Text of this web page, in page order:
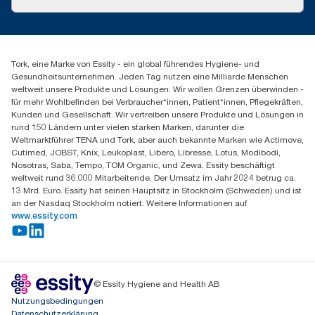
Spenderreklamation
+41 (0)848/810152
Essity Switzerland AG
Parkstraße 1b
6214 Schenkon
Mo-Do 8:00-16:30 | Fr 8:00-15:00
GLN: 7609999000928
Tork, eine Marke von Essity - ein global führendes Hygiene- und
Gesundheitsunternehmen. Jeden Tag nutzen eine Milliarde Menschen
weltweit unsere Produkte und Lösungen. Wir wollen Grenzen überwinden -
für mehr Wohlbefinden bei Verbraucher*innen, Patient*innen, Pflegekräften,
Kunden und Gesellschaft. Wir vertreiben unsere Produkte und Lösungen in
rund 150 Ländern unter vielen starken Marken, darunter die
Weltmarktführer TENA und Tork, aber auch bekannte Marken wie Actimove,
Cutimed, JOBST, Knix, Leukoplast, Libero, Libresse, Lotus, Modibodi,
Nosotras, Saba, Tempo, TOM Organic, und Zewa. Essity beschäftigt
weltweit rund 36.000 Mitarbeitende. Der Umsatz im Jahr 2024 betrug ca.
13 Mrd. Euro. Essity hat seinen Hauptsitz in Stockholm (Schweden) und ist
an der Nasdaq Stockholm notiert. Weitere Informationen auf
www.essity.com
© Essity Hygiene and Health AB
Nutzungsbedingungen